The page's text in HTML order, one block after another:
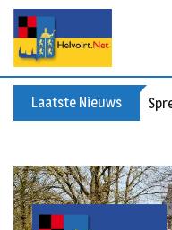
Laatste Nieuws